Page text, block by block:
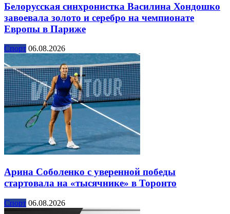
Белорусская синхронистка Василина Хондошко
завоевала золото и серебро на чемпионате
Европы в Париже
Спорт 06.08.2026
Арина Соболенко с уверенной победы
стартовала на «тысячнике» в Торонто
Спорт 06.08.2026